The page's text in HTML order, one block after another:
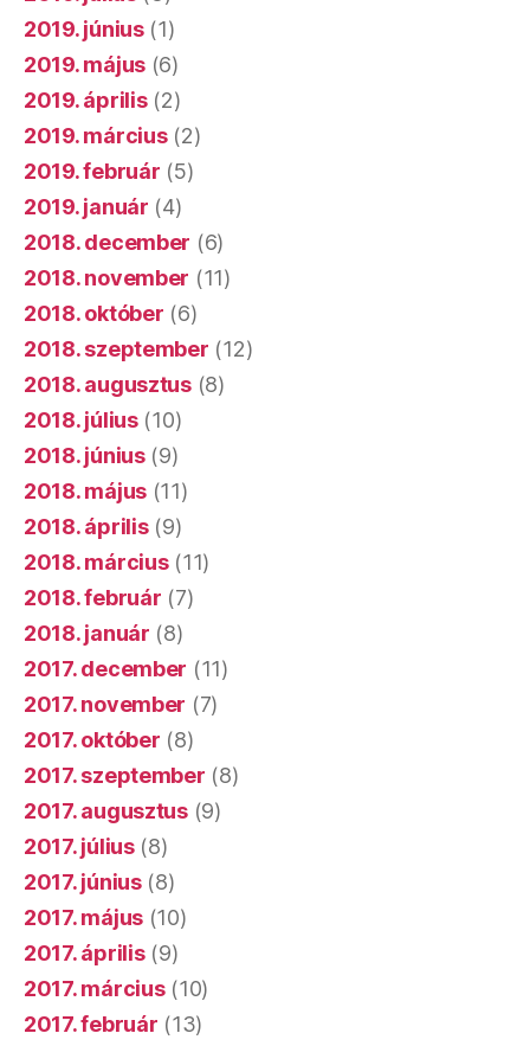
2019. június(1)
2019. május (6)
2019. április(2)
2019. március(2)
2019. február (5)
2019. január (4)
2018. december (6)
2018. november (11)
2018. október (6)
2018. szeptember (12)
2018. augusztus(8)
2018. július(10)
2018. június(9)
2018. május (11)
2018. április(9)
2018. március(11)
2018. február (7)
2018. január (8)
2017. december (11)
2017. november (7)
2017. október (8)
2017. szeptember (8)
2017. augusztus(9)
2017. július(8)
2017. június(8)
2017. május (10)
2017. április(9)
2017. március(10)
2017. február (13)